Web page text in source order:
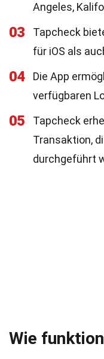
Angeles,
03
Tapcheck
für iOS als
04
Die App
verfügbaren
05
Tapcheck
Transaktion,
durchgeführt
Wie